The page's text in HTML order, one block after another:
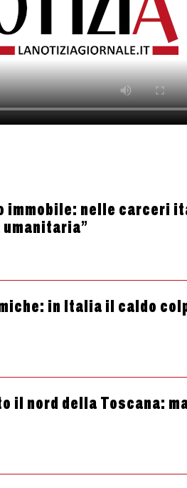
immobile: nelle carceri
umanitaria”
in Italia il caldo
il nord della Toscana: